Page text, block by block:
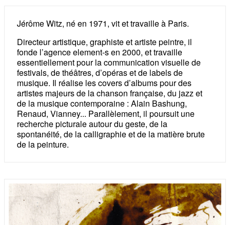
Jérôme Witz, né en 1971, vit et travaille à Paris.
Directeur artistique, graphiste et artiste peintre, il
fonde l’agence element-s en 2000, et travaille
essentiellement pour la communication visuelle de
festivals, de théâtres, d’opéras et de labels de
musique. Il réalise les covers d’albums pour des
artistes majeurs de la chanson française, du jazz et
de la musique contemporaine : Alain Bashung,
Renaud, Vianney... Parallèlement, il poursuit une
recherche picturale autour du geste, de la
spontanéité, de la calligraphie et de la matière brute
de la peinture.